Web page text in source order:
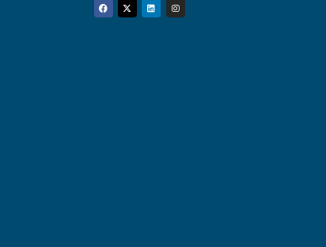
Facebook
Twitter
Linkedin
Instagram